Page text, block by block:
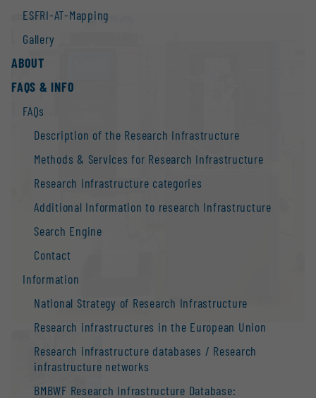
ESFRI-AT-Mapping
Gallery
ABOUT
FAQS & INFO
FAQs
Description of the Research Infrastructure
Methods & Services for Research Infrastructure
Research infrastructure categories
Additional Information to research Infrastructure
Search Engine
Contact
Information
National Strategy of Research Infrastructure
Research infrastructures in the European Union
Research infrastructure databases / Research
infrastructure networks
BMBWF Research Infrastructure Database: